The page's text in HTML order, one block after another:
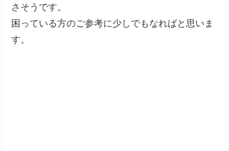
さそうです。
困っている方のご参考に少しでもなればと思いま
す。